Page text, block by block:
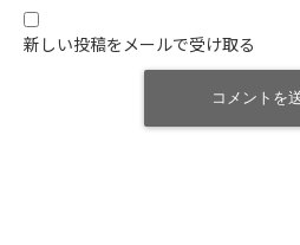
新しい投稿をメールで受け取る